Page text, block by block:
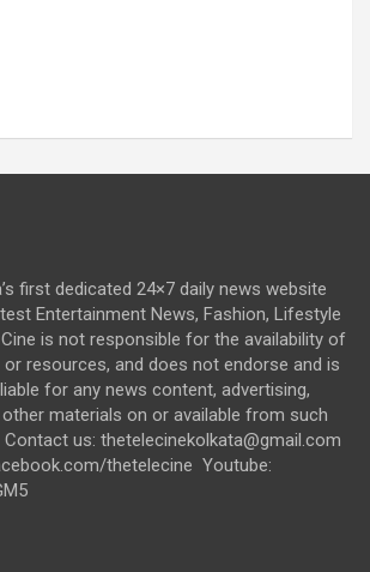
first dedicated 24×7 daily news website
Entertainment News, Fashion, Lifestyle
is not responsible for the availability of
resources, and does not endorse and is
for any news content, advertising,
materials on or available from such
us: thetelecinekolkata@gmail.com
thetelecine Youtube: